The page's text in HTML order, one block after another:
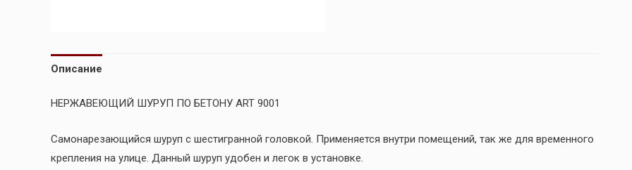
Описание
НЕРЖАВЕЮЩИЙ ШУРУП ПО БЕТОНУ ART 9001
Самонарезающийся шуруп с шестигранной головкой. Применяется внутри помещений, так же для временного
крепления на улице. Данный шуруп удобен и легок в установке.